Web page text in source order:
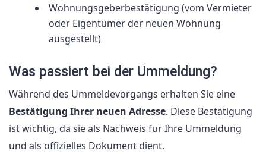
Wohnungsgeberbestätigung (vom Vermieter
oder Eigentümer der neuen Wohnung
ausgestellt)
Was passiert bei der Ummeldung?
Während des Ummeldevorgangs erhalten Sie eine
Bestätigung Ihrer neuen Adresse. Diese Bestätigung
ist wichtig, da sie als Nachweis für Ihre Ummeldung
und als offizielles Dokument dient.